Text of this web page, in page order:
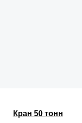
Кран 50 тонн